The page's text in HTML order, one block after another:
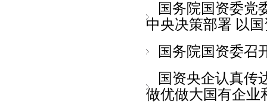
国务院国资委党
中央决策部署 以
国务院国资委召
国资央企认真传
做优做大国有企业